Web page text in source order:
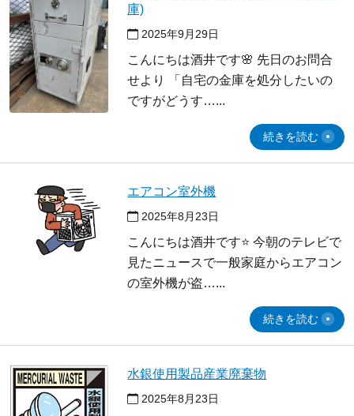
庫)
2025年9月29日
こんにちは酒井です🌸 先日のお問合
せより 「自宅の金庫を処分したいの
ですがどうす…
続きを読む
エアコン室外機
2025年8月23日
こんにちは酒井です⭐ 今朝のテレビで
見たニュースで一般家庭からエアコン
の室外機が盗…
続きを読む
水銀使用製品産業廃棄物
2025年8月23日